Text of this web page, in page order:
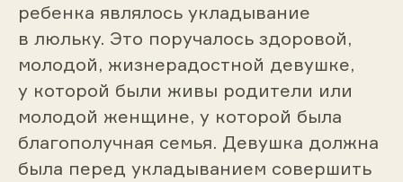
ребенка являлось укладывание
в люльку. Это поручалось здоровой,
молодой, жизнерадостной девушке,
у которой были живы родители или
молодой женщине, у которой была
благополучная семья. Девушка должна
была перед укладыванием совершить